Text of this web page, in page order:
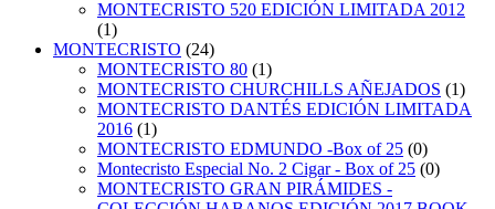
MONTECRISTO 520 EDICIÓN LIMITADA 2012
(1)
MONTECRISTO (24)
MONTECRISTO 80 (1)
MONTECRISTO CHURCHILLS AÑEJADOS (1)
MONTECRISTO DANTÉS EDICIÓN LIMITADA
2016 (1)
MONTECRISTO EDMUNDO -Box of 25 (0)
Montecristo Especial No. 2 Cigar - Box of 25 (0)
MONTECRISTO GRAN PIRÁMIDES -